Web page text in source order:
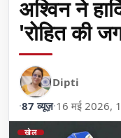
अश्विन ने
'रोहित की
Dipti
·87 व्यूज़·16 मई 2026,
खेल